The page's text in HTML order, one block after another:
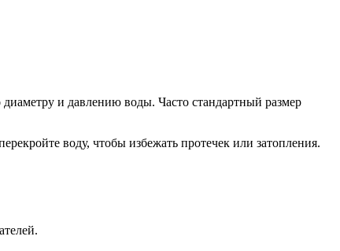
и давлению воды. Часто стандартный размер
воду, чтобы избежать протечек или затопления.